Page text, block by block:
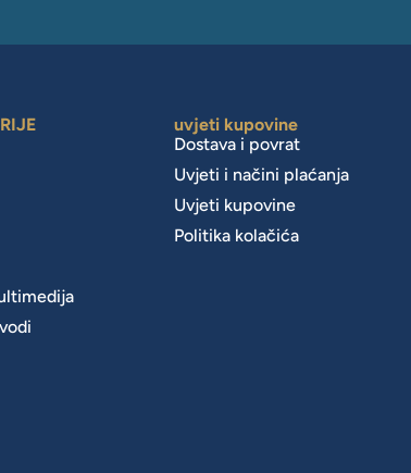
uvjeti kupovine
Dostava i povrat
Uvjeti i načini plaćanja
Uvjeti kupovine
Politika kolačića